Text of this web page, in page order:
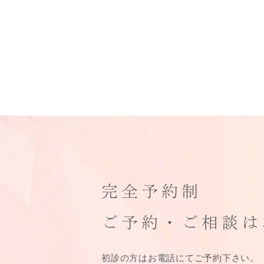
完全予約制
ご予約・ご相談は
初診の方はお電話にてご予約下さい。